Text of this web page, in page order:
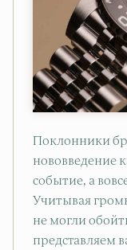
Поклонники
нововведение
событие, а
Учитывая
не могли
представляем